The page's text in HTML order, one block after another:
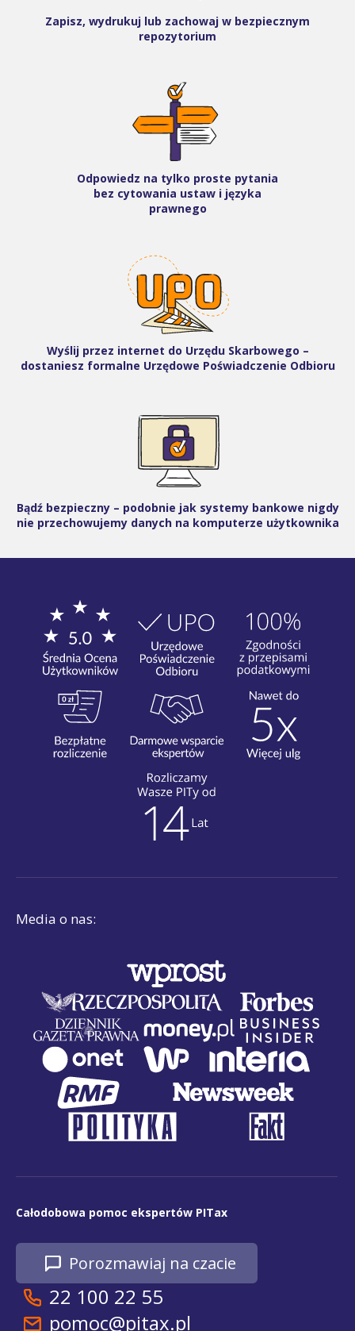
Zapisz, wydrukuj lub zachowaj w bezpiecznym
repozytorium
Odpowiedz na tylko proste pytania
bez cytowania ustaw i języka
prawnego
Wyślij przez internet do Urzędu Skarbowego –
dostaniesz formalne Urzędowe Poświadczenie Odbioru
Bądź bezpieczny – podobnie jak systemy bankowe nigdy
nie przechowujemy danych na komputerze użytkownika
Media o nas:
Całodobowa pomoc ekspertów PITax
Porozmawiaj na czacie
22 100 22 55
pomoc@pitax.pl